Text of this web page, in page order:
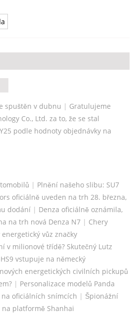
spuštěn v dubnu | Gratulujeme
Co., Ltd. za to, že se stal
podle hodnoty objednávky na
| Plnění našeho slibu: SU7
oficiálně uveden na trh 28. března,
dodání | Denza oficiálně oznámila,
na trh nová Denza N7 | Chery
vůz značky
v milionové třídě? Skutečný Lutz
vstupuje na německý
energetických civilních pickupů
| Personalizace modelů Panda
oficiálních snímcích | Špionážní
na platformě Shanhai